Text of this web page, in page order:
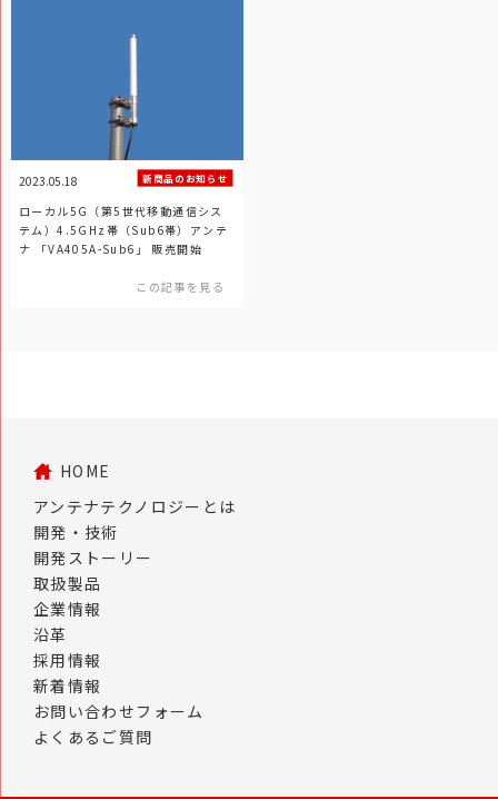
2023.05.18 新商品のお知らせ
ローカル5G（第5世代移動通信シス
テム）4.5GHz帯（Sub6帯）アンテ
ナ 「VA405A-Sub6」 販売開始
この記事を見る
HOME
アンテナテクノロジーとは
開発・技術
開発ストーリー
取扱製品
企業情報
沿革
採用情報
新着情報
お問い合わせフォーム
よくあるご質問